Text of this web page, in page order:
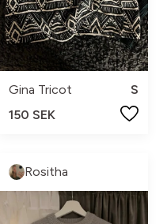
Gina Tricot
S
150 SEK
Rositha